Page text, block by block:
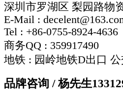
深圳市罗湖区 梨园路物
E-Mail :
Tel : +86-0755-8924-4636
商务QQ : 359917490
地铁 : 园岭地铁D出口
品牌咨询 / 杨先生